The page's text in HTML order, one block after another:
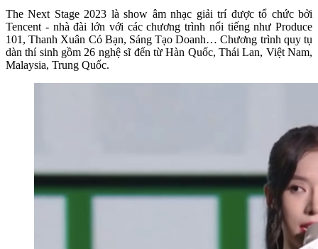
The Next Stage 2023 là show âm nhạc giải trí được tổ chức bởi
Tencent - nhà đài lớn với các chương trình nổi tiếng như Produce
101, Thanh Xuân Có Bạn, Sáng Tạo Doanh… Chương trình quy tụ
dàn thí sinh gồm 26 nghệ sĩ đến từ Hàn Quốc, Thái Lan, Việt Nam,
Malaysia, Trung Quốc.